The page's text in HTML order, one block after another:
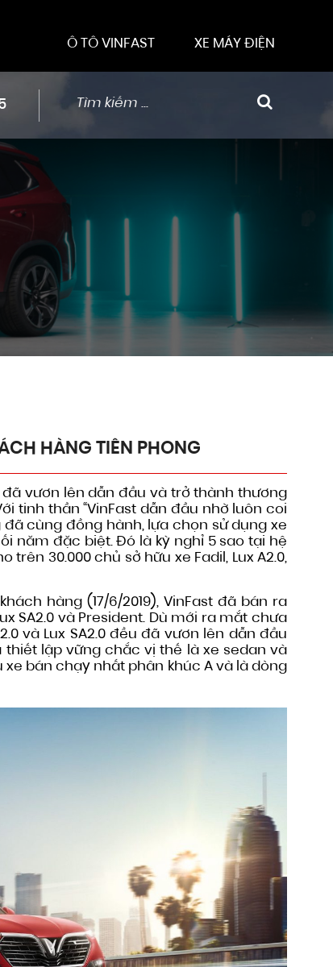
Ô TÔ VINFAST XE MÁY ĐIỆN
HÀNG TIÊN PHONG
vươn lên dẫn đầu và trở thành thương
tinh thần “VinFast dẫn đầu nhờ luôn coi
đã cùng đồng hành, lựa chọn sử dụng xe
năm đặc biệt. Đó là kỳ nghỉ 5 sao tại hệ
30.000 chủ sở hữu xe Fadil, Lux A2.0,
hàng (17/6/2019), VinFast đã bán ra
SA2.0 và President. Dù mới ra mắt chưa
và Lux SA2.0 đều đã vươn lên dẫn đầu
thiết lập vững chắc vị thế là xe sedan và
bán chạy nhất phân khúc A và là dòng